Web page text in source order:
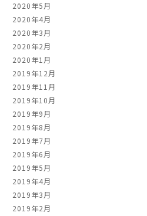
2020年5月
2020年4月
2020年3月
2020年2月
2020年1月
2019年12月
2019年11月
2019年10月
2019年9月
2019年8月
2019年7月
2019年6月
2019年5月
2019年4月
2019年3月
2019年2月